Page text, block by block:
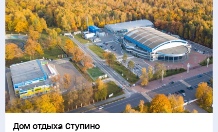
Дом отдыха Ступино